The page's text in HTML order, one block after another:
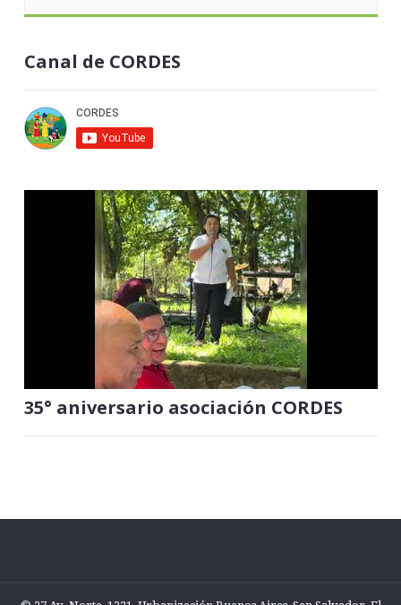
Canal de CORDES
35° aniversario asociación CORDES